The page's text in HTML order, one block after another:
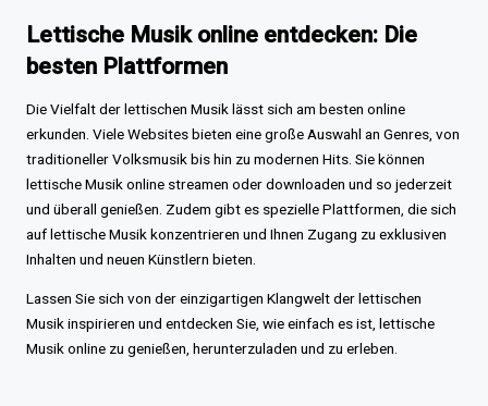
Lettische Musik online entdecken: Die
besten Plattformen
Die Vielfalt der lettischen Musik lässt sich am besten online
erkunden. Viele Websites bieten eine große Auswahl an Genres, von
traditioneller Volksmusik bis hin zu modernen Hits. Sie können
lettische Musik online streamen oder downloaden und so jederzeit
und überall genießen. Zudem gibt es spezielle Plattformen, die sich
auf lettische Musik konzentrieren und Ihnen Zugang zu exklusiven
Inhalten und neuen Künstlern bieten.
Lassen Sie sich von der einzigartigen Klangwelt der lettischen
Musik inspirieren und entdecken Sie, wie einfach es ist, lettische
Musik online zu genießen, herunterzuladen und zu erleben.